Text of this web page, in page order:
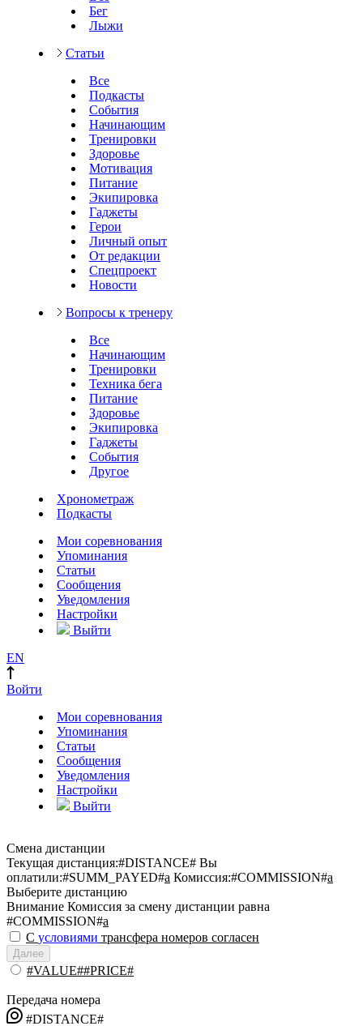
Бег
Лыжи
Статьи
Все
Подкасты
События
Начинающим
Тренировки
Здоровье
Мотивация
Питание
Экипировка
Гаджеты
Герои
Личный опыт
От редакции
Спецпроект
Новости
Вопросы к тренеру
Все
Начинающим
Тренировки
Техника бега
Питание
Здоровье
Экипировка
Гаджеты
События
Другое
Хронометраж
Подкасты
Мои соревнования
Упоминания
Статьи
Сообщения
Уведомления
Настройки
Выйти
EN
Войти
Мои соревнования
Упоминания
Статьи
Сообщения
Уведомления
Настройки
Выйти
Смена дистанции
Текущая дистанция:#DISTANCE# Вы
оплатили:#SUMM_PAYED#a Комиссия:#COMMISSION#a
Выберите дистанцию
Внимание Комиссия за смену дистанции равна
#COMMISSION#a
С условиями трансфера номеров согласен
Далее
#VALUE##PRICE#
Передача номера
#DISTANCE#